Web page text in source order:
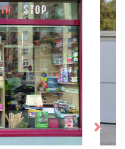
Next